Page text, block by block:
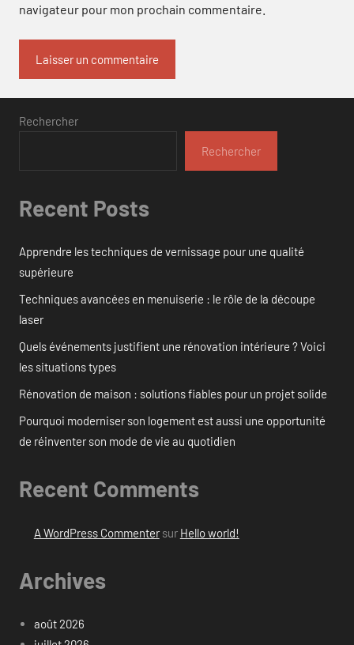
navigateur pour mon prochain commentaire.
Rechercher
Rechercher
Recent Posts
Apprendre les techniques de vernissage pour une qualité
supérieure
Techniques avancées en menuiserie : le rôle de la découpe
laser
Quels événements justifient une rénovation intérieure ? Voici
les situations types
Rénovation de maison : solutions fiables pour un projet solide
Pourquoi moderniser son logement est aussi une opportunité
de réinventer son mode de vie au quotidien
Recent Comments
A WordPress Commentersur Hello world!
Archives
août 2026